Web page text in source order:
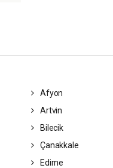
Afyon
Artvin
Bilecik
Çanakkale
Edirne